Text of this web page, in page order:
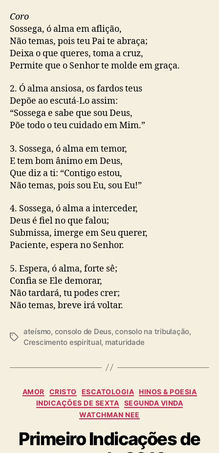
Coro
Sossega, ó alma em aflição,
Não temas, pois teu Pai te abraça;
Deixa o que queres, toma a cruz,
Permite que o Senhor te molde em graça.
2. Ó alma ansiosa, os fardos teus
Depõe ao escutá-Lo assim:
“Sossega e sabe que sou Deus,
Põe todo o teu cuidado em Mim.”
3. Sossega, ó alma em temor,
E tem bom ânimo em Deus,
Que diz a ti: “Contigo estou,
Não temas, pois sou Eu, sou Eu!”
4. Sossega, ó alma a interceder,
Deus é fiel no que falou;
Submissa, imerge em Seu querer,
Paciente, espera no Senhor.
5. Espera, ó alma, forte sê;
Confia se Ele demorar,
Não tardará, tu podes crer;
Não temas, breve irá voltar.
T
s
ateísmo, consolo de Deus,consolo na tribulação,
Crescimento espiritual, maturidade
C
a
t
e
g
o
AMOR CRISTO ESCATOLOGIA
HINOS & POESIA
INDICAÇÕES DE SEXTA
SEGUNDA VINDA
WATCHMAN NEE
Primeiro Indicações de